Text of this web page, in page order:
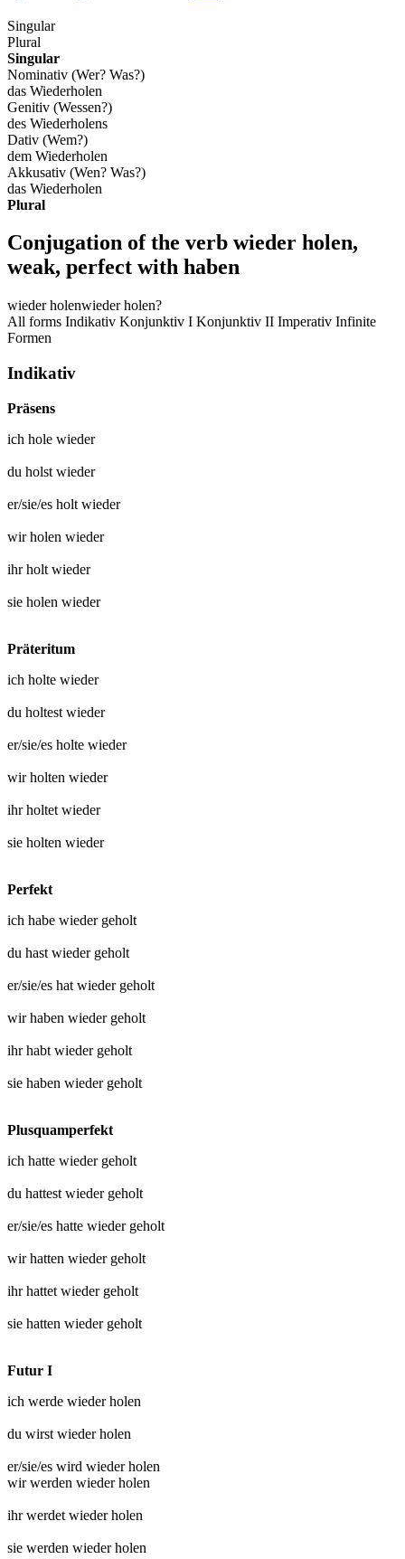
Singular
Plural
Singular
Nominativ (Wer? Was?)
das Wiederholen
Genitiv (Wessen?)
des Wiederholens
Dativ (Wem?)
dem Wiederholen
Akkusativ (Wen? Was?)
das Wiederholen
Plural
Conjugation of the verb wieder holen,
weak, perfect with haben
wieder holenwieder holen?
All forms Indikativ Konjunktiv I Konjunktiv II Imperativ Infinite
Formen
Indikativ
Präsens
ich hole wieder
du holst wieder
er/sie/es holt wieder
wirholen wieder
ihrholt wieder
sie holen wieder
Präteritum
ich holte wieder
du holtest wieder
er/sie/es holte wieder
wirholten wieder
ihrholtet wieder
sie holten wieder
Perfekt
ich habe wieder geholt
du hast wieder geholt
er/sie/es hat wieder geholt
wir haben wieder geholt
ihr habt wieder geholt
sie haben wieder geholt
Plusquamperfekt
ich hatte wieder geholt
du hattest wieder geholt
er/sie/es hatte wieder geholt
wir hatten wieder geholt
ihr hattet wieder geholt
sie hatten wieder geholt
Futur I
ich werde wieder holen
du wirst wieder holen
er/sie/es wird wieder holen
wir werden wieder holen
ihr werdet wieder holen
sie werden wieder holen